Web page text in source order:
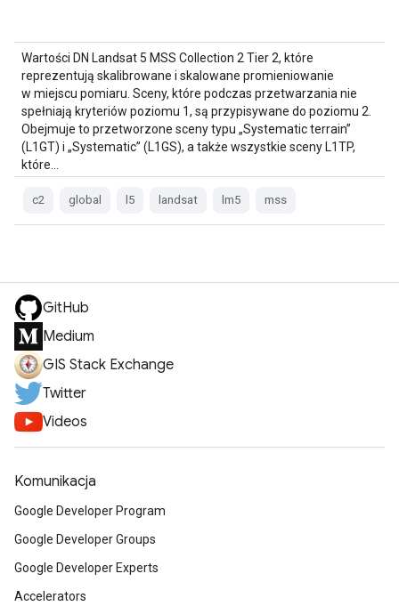
Wartości DN Landsat 5 MSS Collection 2 Tier 2, które
reprezentują skalibrowane i skalowane promieniowanie
w miejscu pomiaru. Sceny, które podczas przetwarzania nie
spełniają kryteriów poziomu 1, są przypisywane do poziomu 2.
Obejmuje to przetworzone sceny typu „Systematic terrain”
(L1GT) i „Systematic” (L1GS), a także wszystkie sceny L1TP,
które…
c2 global l5 landsat lm5 mss
GitHub
Medium
GIS Stack Exchange
Twitter
Videos
Komunikacja
Google Developer Program
Google Developer Groups
Google Developer Experts
Accelerators